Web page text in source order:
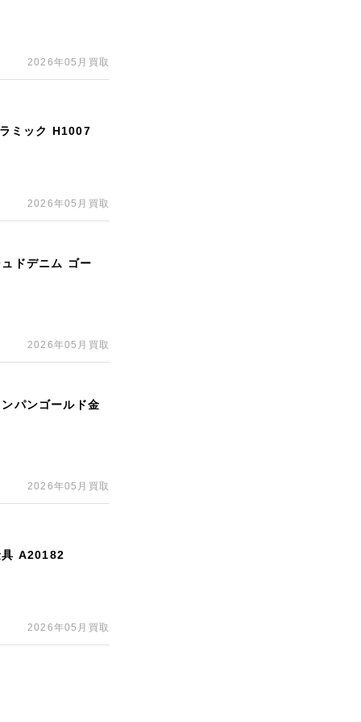
2026年05月買取
ミック H1007
2026年05月買取
ドデニム ゴー
2026年05月買取
パンゴールド金
2026年05月買取
具 A20182
2026年05月買取